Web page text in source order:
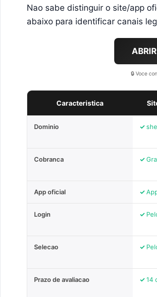
Nao sabe distinguir o site/app
abaixo para identificar canais
🔒 Voce
Caracteristica
Dominio
Cobranca
App oficial
Login
Selecao
Prazo de avaliacao 14